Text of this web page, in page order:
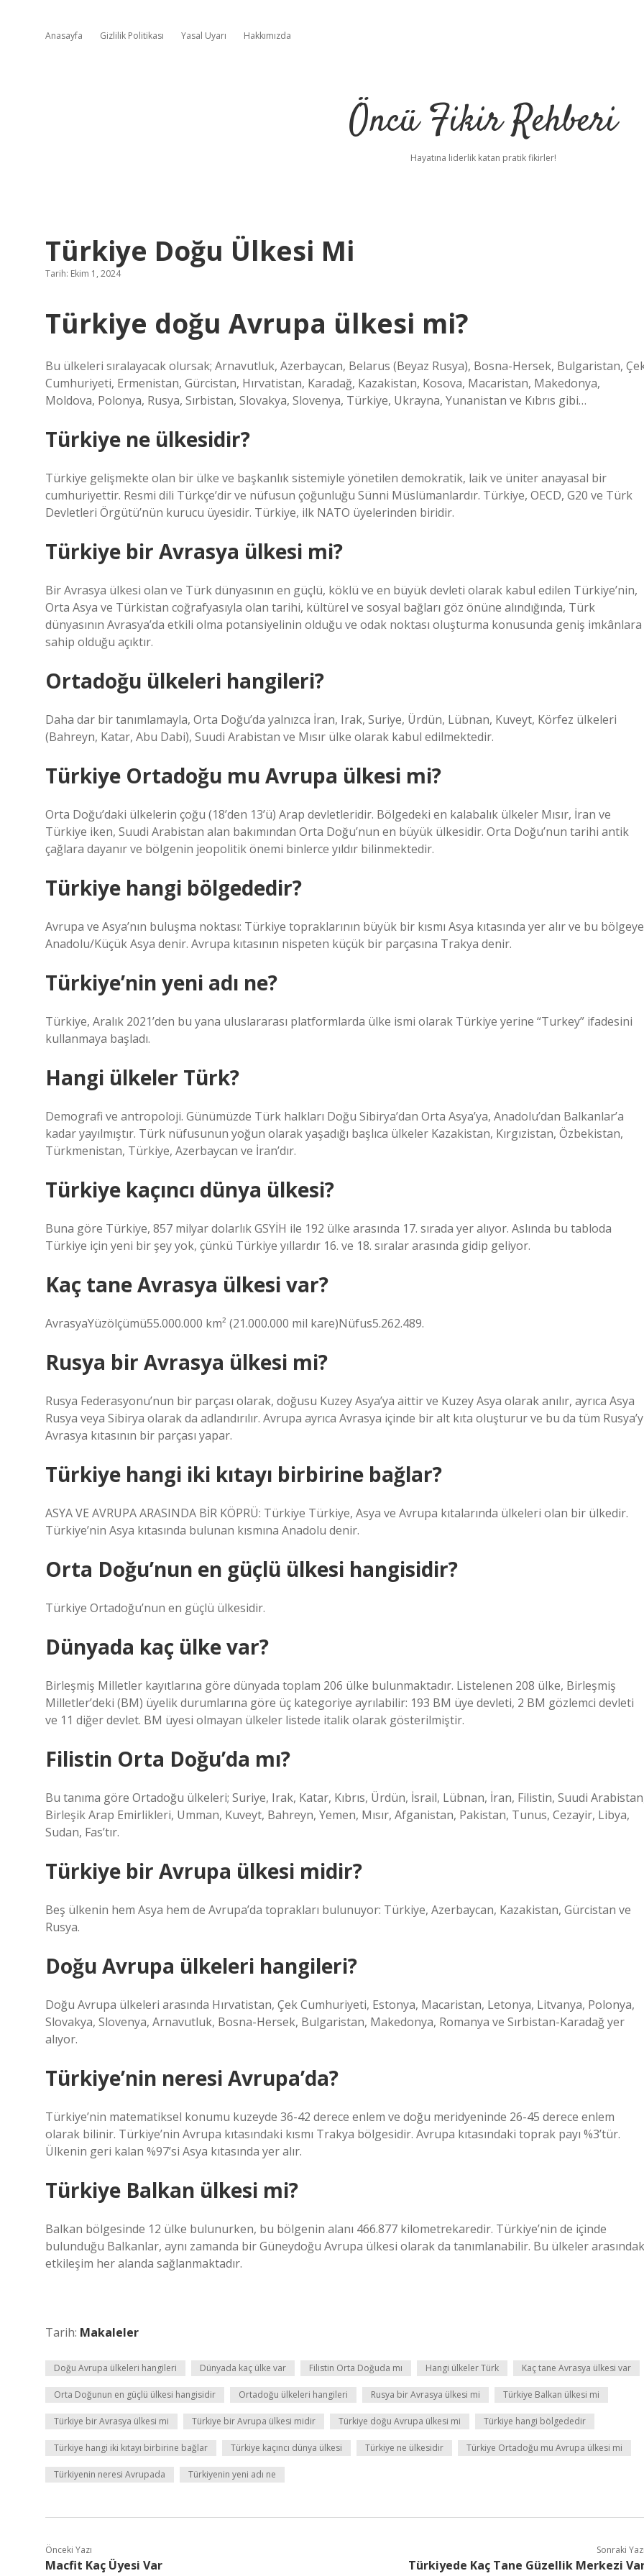
Anasayfa Gizlilik Politikası Yasal Uyarı Hakkımızda
Öncü Fikir Rehberi
Hayatına liderlik katan pratik fikirler!
Türkiye Doğu Ülkesi Mi
Tarih: Ekim 1, 2024
Türkiye doğu Avrupa ülkesi mi?
Bu ülkeleri sıralayacak olursak; Arnavutluk, Azerbaycan, Belarus (Beyaz Rusya), Bosna-Hersek, Bulgaristan,
Cumhuriyeti, Ermenistan, Gürcistan, Hırvatistan, Karadağ, Kazakistan, Kosova, Macaristan, Makedonya,
Moldova, Polonya, Rusya, Sırbistan, Slovakya, Slovenya, Türkiye, Ukrayna, Yunanistan ve Kıbrıs gibi…
Türkiye ne ülkesidir?
Türkiye gelişmekte olan bir ülke ve başkanlık sistemiyle yönetilen demokratik, laik ve üniter anayasal bir
cumhuriyettir. Resmi dili Türkçe’dir ve nüfusun çoğunluğu Sünni Müslümanlardır. Türkiye, OECD, G20 ve Türk
Devletleri Örgütü’nün kurucu üyesidir. Türkiye, ilk NATO üyelerinden biridir.
Türkiye bir Avrasya ülkesi mi?
Bir Avrasya ülkesi olan ve Türk dünyasının en güçlü, köklü ve en büyük devleti olarak kabul edilen Türkiye’nin,
Orta Asya ve Türkistan coğrafyasıyla olan tarihi, kültürel ve sosyal bağları göz önüne alındığında, Türk
dünyasının Avrasya’da etkili olma potansiyelinin olduğu ve odak noktası oluşturma konusunda geniş imkânlara
sahip olduğu açıktır.
Ortadoğu ülkeleri hangileri?
Daha dar bir tanımlamayla, Orta Doğu’da yalnızca İran, Irak, Suriye, Ürdün, Lübnan, Kuveyt, Körfez ülkeleri
(Bahreyn, Katar, Abu Dabi), Suudi Arabistan ve Mısır ülke olarak kabul edilmektedir.
Türkiye Ortadoğu mu Avrupa ülkesi mi?
Orta Doğu’daki ülkelerin çoğu (18’den 13’ü) Arap devletleridir. Bölgedeki en kalabalık ülkeler Mısır, İran ve
Türkiye iken, Suudi Arabistan alan bakımından Orta Doğu’nun en büyük ülkesidir. Orta Doğu’nun tarihi antik
çağlara dayanır ve bölgenin jeopolitik önemi binlerce yıldır bilinmektedir.
Türkiye hangi bölgededir?
Avrupa ve Asya’nın buluşma noktası: Türkiye topraklarının büyük bir kısmı Asya kıtasında yer alır ve bu bölgeye
Anadolu/Küçük Asya denir. Avrupa kıtasının nispeten küçük bir parçasına Trakya denir.
Türkiye’nin yeni adı ne?
Türkiye, Aralık 2021’den bu yana uluslararası platformlarda ülke ismi olarak Türkiye yerine “Turkey” ifadesini
kullanmaya başladı.
Hangi ülkeler Türk?
Demografi ve antropoloji. Günümüzde Türk halkları Doğu Sibirya’dan Orta Asya’ya, Anadolu’dan Balkanlar’a
kadar yayılmıştır. Türk nüfusunun yoğun olarak yaşadığı başlıca ülkeler Kazakistan, Kırgızistan, Özbekistan,
Türkmenistan, Türkiye, Azerbaycan ve İran’dır.
Türkiye kaçıncı dünya ülkesi?
Buna göre Türkiye, 857 milyar dolarlık GSYİH ile 192 ülke arasında 17. sırada yer alıyor. Aslında bu tabloda
Türkiye için yeni bir şey yok, çünkü Türkiye yıllardır 16. ve 18. sıralar arasında gidip geliyor.
Kaç tane Avrasya ülkesi var?
AvrasyaYüzölçümü55.000.000 km² (21.000.000 mil kare)Nüfus5.262.489.
Rusya bir Avrasya ülkesi mi?
Rusya Federasyonu’nun bir parçası olarak, doğusu Kuzey Asya’ya aittir ve Kuzey Asya olarak anılır, ayrıca Asya
Rusya veya Sibirya olarak da adlandırılır. Avrupa ayrıca Avrasya içinde bir alt kıta oluşturur ve bu da tüm
Avrasya kıtasının bir parçası yapar.
Türkiye hangi iki kıtayı birbirine bağlar?
ASYA VE AVRUPA ARASINDA BİR KÖPRÜ: Türkiye Türkiye, Asya ve Avrupa kıtalarında ülkeleri olan bir ülkedir.
Türkiye’nin Asya kıtasında bulunan kısmına Anadolu denir.
Orta Doğu’nun en güçlü ülkesi hangisidir?
Türkiye Ortadoğu’nun en güçlü ülkesidir.
Dünyada kaç ülke var?
Birleşmiş Milletler kayıtlarına göre dünyada toplam 206 ülke bulunmaktadır. Listelenen 208 ülke, Birleşmiş
Milletler’deki (BM) üyelik durumlarına göre üç kategoriye ayrılabilir: 193 BM üye devleti, 2 BM gözlemci devleti
ve 11 diğer devlet. BM üyesi olmayan ülkeler listede italik olarak gösterilmiştir.
Filistin Orta Doğu’da mı?
Bu tanıma göre Ortadoğu ülkeleri; Suriye, Irak, Katar, Kıbrıs, Ürdün, İsrail, Lübnan, İran, Filistin, Suudi
Birleşik Arap Emirlikleri, Umman, Kuveyt, Bahreyn, Yemen, Mısır, Afganistan, Pakistan, Tunus, Cezayir, Libya,
Sudan, Fas’tır.
Türkiye bir Avrupa ülkesi midir?
Beş ülkenin hem Asya hem de Avrupa’da toprakları bulunuyor: Türkiye, Azerbaycan, Kazakistan, Gürcistan ve
Rusya.
Doğu Avrupa ülkeleri hangileri?
Doğu Avrupa ülkeleri arasında Hırvatistan, Çek Cumhuriyeti, Estonya, Macaristan, Letonya, Litvanya, Polonya,
Slovakya, Slovenya, Arnavutluk, Bosna-Hersek, Bulgaristan, Makedonya, Romanya ve Sırbistan-Karadağ yer
alıyor.
Türkiye’nin neresi Avrupa’da?
Türkiye’nin matematiksel konumu kuzeyde 36-42 derece enlem ve doğu meridyeninde 26-45 derece enlem
olarak bilinir. Türkiye’nin Avrupa kıtasındaki kısmı Trakya bölgesidir. Avrupa kıtasındaki toprak payı %3’tür.
Ülkenin geri kalan %97’si Asya kıtasında yer alır.
Türkiye Balkan ülkesi mi?
Balkan bölgesinde 12 ülke bulunurken, bu bölgenin alanı 466.877 kilometrekaredir. Türkiye’nin de içinde
bulunduğu Balkanlar, aynı zamanda bir Güneydoğu Avrupa ülkesi olarak da tanımlanabilir. Bu ülkeler
etkileşim her alanda sağlanmaktadır.
Tarih: Makaleler
Doğu Avrupa ülkeleri hangileri Dünyada kaç ülke var Filistin Orta Doğuda mı Hangi ülkeler Türk Kaç tane Avrasya ülkesi var
Orta Doğunun en güçlü ülkesi hangisidir Ortadoğu ülkeleri hangileri Rusya bir Avrasya ülkesi mi Türkiye Balkan ülkesi mi
Türkiye bir Avrasya ülkesi mi Türkiye bir Avrupa ülkesi midir Türkiye doğu Avrupa ülkesi mi Türkiye hangi bölgededir
Türkiye hangi iki kıtayı birbirine bağlar Türkiye kaçıncı dünya ülkesi Türkiye ne ülkesidir Türkiye Ortadoğu mu Avrupa ülkesi mi
Türkiyenin neresi Avrupada Türkiyenin yeni adı ne
Önceki Yazı
Macfit Kaç Üyesi Var
Sonraki
Türkiyede Kaç Tane Güzellik Merkezi